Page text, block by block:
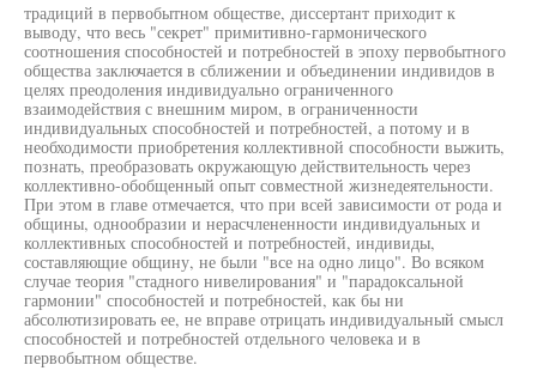
традиций в первобытном обществе, диссертант приходит к
выводу, что весь "секрет" примитивно-гармонического
соотношения способностей и потребностей в эпоху первобытного
общества заключается в сближении и объединении индивидов в
целях преодоления индивидуально ограниченного
взаимодействия с внешним миром, в ограниченности
индивидуальных способностей и потребностей, а потому и в
необходимости приобретения коллективной способности выжить,
познать, преобразовать окружающую действительность через
коллективно-обобщенный опыт совместной жизнедеятельности.
При этом в главе отмечается, что при всей зависимости от рода и
общины, однообразии и нерасчлененности индивидуальных и
коллективных способностей и потребностей, индивиды,
составляющие общину, не были "все на одно лицо". Во всяком
случае теория "стадного нивелирования" и "парадоксальной
гармонии" способностей и потребностей, как бы ни
абсолютизировать ее, не вправе отрицать индивидуальный смысл
способностей и потребностей отдельного человека и в
первобытном обществе.